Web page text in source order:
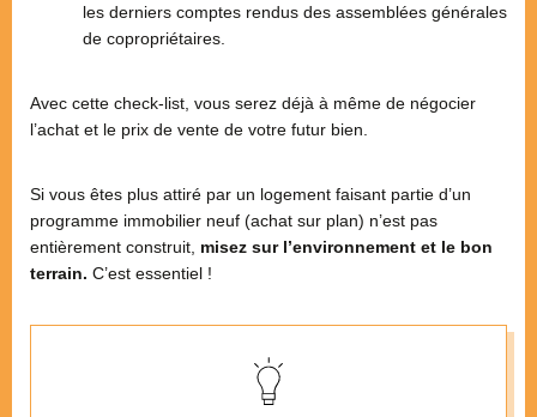
les derniers comptes rendus des assemblées générales
de copropriétaires.
Avec cette check-list, vous serez déjà à même de négocier
l’achat et le prix de vente de votre futur bien.
Si vous êtes plus attiré par un logement faisant partie d’un
programme immobilier neuf (achat sur plan) n’est pas
entièrement construit, misez sur l’environnement et le bon
terrain. C’est essentiel !